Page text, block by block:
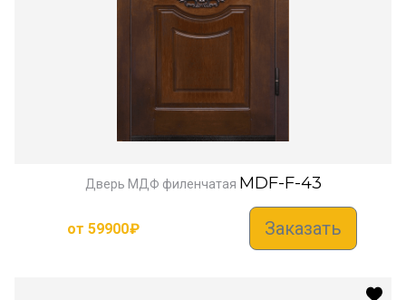
Дверь МДФ филенчатая MDF-F-43
от 59900₽ Заказать